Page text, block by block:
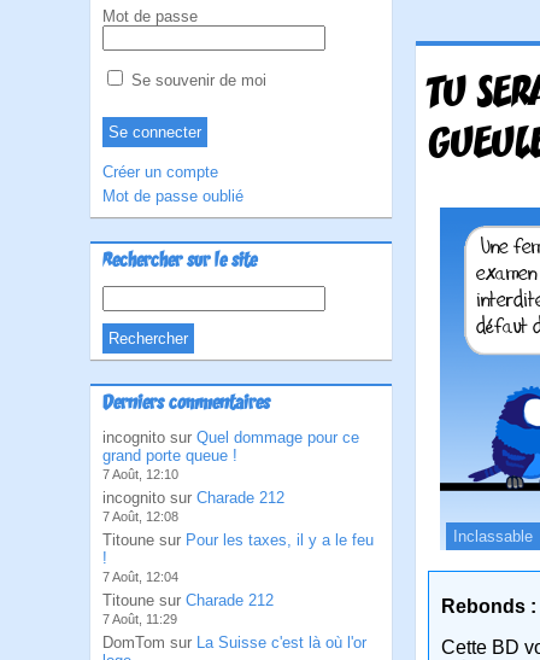
Mot de passe
Se souvenir de moi
Créer un compte
Mot de passe oublié
Rechercher sur le site
Derniers commentaires
incognito sur Quel dommage pour ce
grand porte queue !
7 Août, 12:10
incognito sur Charade 212
7 Août, 12:08
Titoune sur Pour les taxes, il y a le feu
!
7 Août, 12:04
Titoune sur Charade 212
7 Août, 11:29
DomTom sur La Suisse c'est là où l'or
TU
Inclassable
Rebonds :
Cette BD